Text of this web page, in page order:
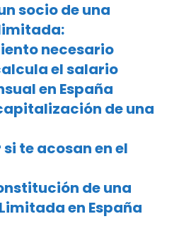
socio de una
necesario
el salario
en España
de una
te acosan en el
de una
en España